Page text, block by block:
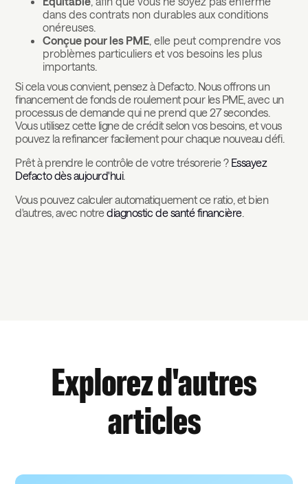
dans des contrats non durables aux conditions
onéreuses.
Conçue pour les PME, elle peut comprendre vos
problèmes particuliers et vos besoins les plus
importants.
Si cela vous convient, pensez à Defacto. Nous offrons un
financement de fonds de roulement pour les PME, avec un
processus de demande qui ne prend que 27 secondes.
Vous utilisez cette ligne de crédit selon vos besoins, et vous
pouvez la refinancer facilement pour chaque nouveau défi.
Prêt à prendre le contrôle de votre trésorerie ? Essayez
Defacto dès aujourd'hui.
Vous pouvez calculer automatiquement ce ratio, et bien
d'autres, avec notrediagnostic de santé financière.
Explorez d'autres
articles